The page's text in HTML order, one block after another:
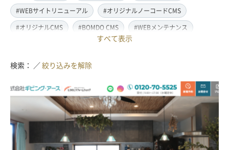
#WEBサイトリニューアル
#オリジナルノーコードCMS
#オリジナルCMS
#BOMDO CMS
#WEBメンテナンス
#レスポンシブ対応
#翻訳・多言語対応
#情報管理システム
#取材・ライティング
#写真撮影
#動画制作(撮影・編集)
#ドローン撮影(空撮)
#イラスト制作
#アクセス解析・SEO対策
#名刺・パンフレット制作
#販促・ノベルティーグッズ制作
#ロゴマークデザイン
すべて表示
検索： ／絞り込みを解除